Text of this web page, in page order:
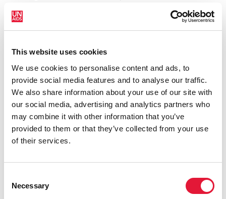
This website uses cookies
We use cookies to personalise content and ads, to
provide social media features and to analyse our traffic.
We also share information about your use of our site with
our social media, advertising and analytics partners who
may combine it with other information that you’ve
provided to them or that they’ve collected from your use
of their services.
Selection
Necessary
US$ 11,7 milliards sur les trois prochaines années pour
financer les programmes de santé destinés à lutter
« Ces promesses de don arrivent à un moment
critique. Nous commençons tout juste à récolter les
fruits de nos investissements – ce qui se traduit par un
recul des nouvelles infections dans les pays les plus
durement touchés et par une augmentation sans
précédent du nombre de personnes sous traitement
antirétroviral » a déclaré M. Michel Sidibé, Directeur
significative et nécessaire, mais insuffisante pour
publics et privés doivent continuer de mobiliser des